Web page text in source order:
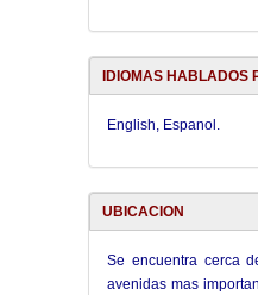
IDIOMAS HABLADOS
English, Espanol.
UBICACION
Se encuentra cerca
avenidas mas